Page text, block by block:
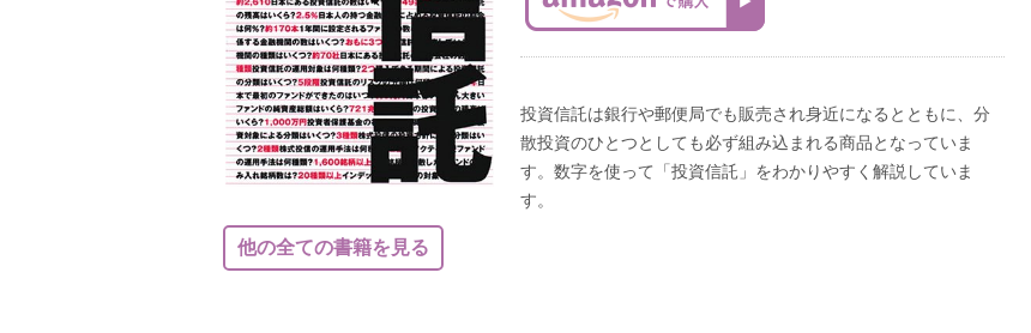
他の全ての書籍を見る
投資信託は銀行や郵便局でも販売され身近になるとともに、分
散投資のひとつとしても必ず組み込まれる商品となっていま
す。数字を使って「投資信託」をわかりやすく解説していま
す。